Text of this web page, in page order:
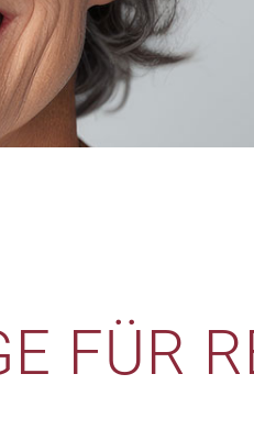
FÜR